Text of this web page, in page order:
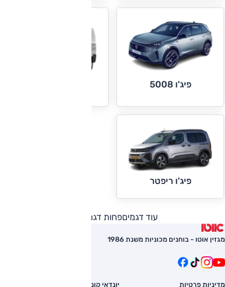
פיג'ו 5008
פיג'ו ריפטר
עוד דגמיםפחות דגמים
מגזין אוטו - בוחנים מכוניות משנת 1986
מדיניות פרטיות יונדאי קונה